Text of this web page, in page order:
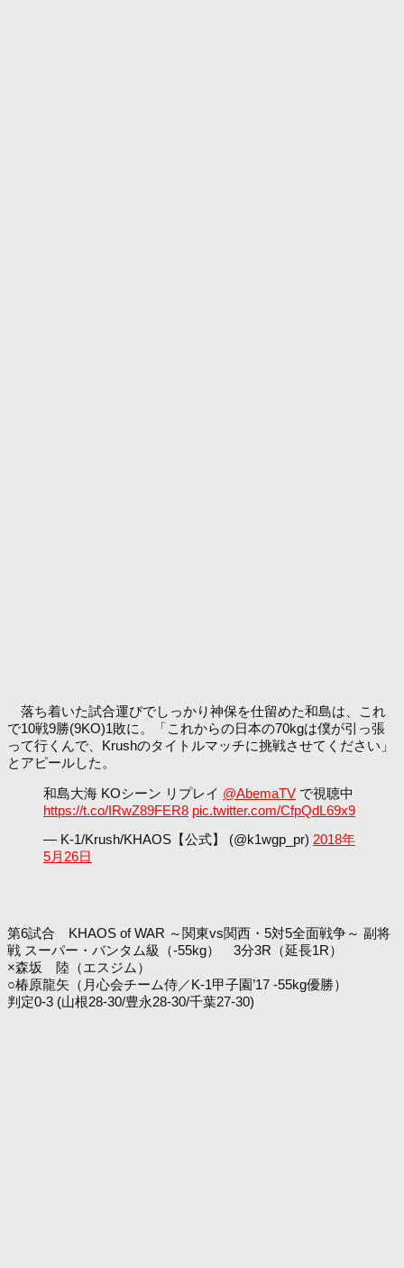
落ち着いた試合運びでしっかり神保を仕留めた和島は、これ
で10戦9勝(9KO)1敗に。「これからの日本の70kgは僕が引っ張
って行くんで、Krushのタイトルマッチに挑戦させてください」
とアピールした。
和島大海 KOシーン リプレイ @AbemaTV で視聴中
https://t.co/IRwZ89FER8 pic.twitter.com/CfpQdL69x9
— K-1/Krush/KHAOS【公式】 (@k1wgp_pr) 2018年
5月26日
第6試合 KHAOS of WAR ～関東vs関西・5対5全面戦争～ 副将
戦 スーパー・バンタム級（-55kg） 3分3R（延長1R）
×森坂 陸（エスジム）
○椿原龍矢（月心会チーム侍／K-1甲子園’17 -55kg優勝）
判定0-3 (山根28-30/豊永28-30/千葉27-30)